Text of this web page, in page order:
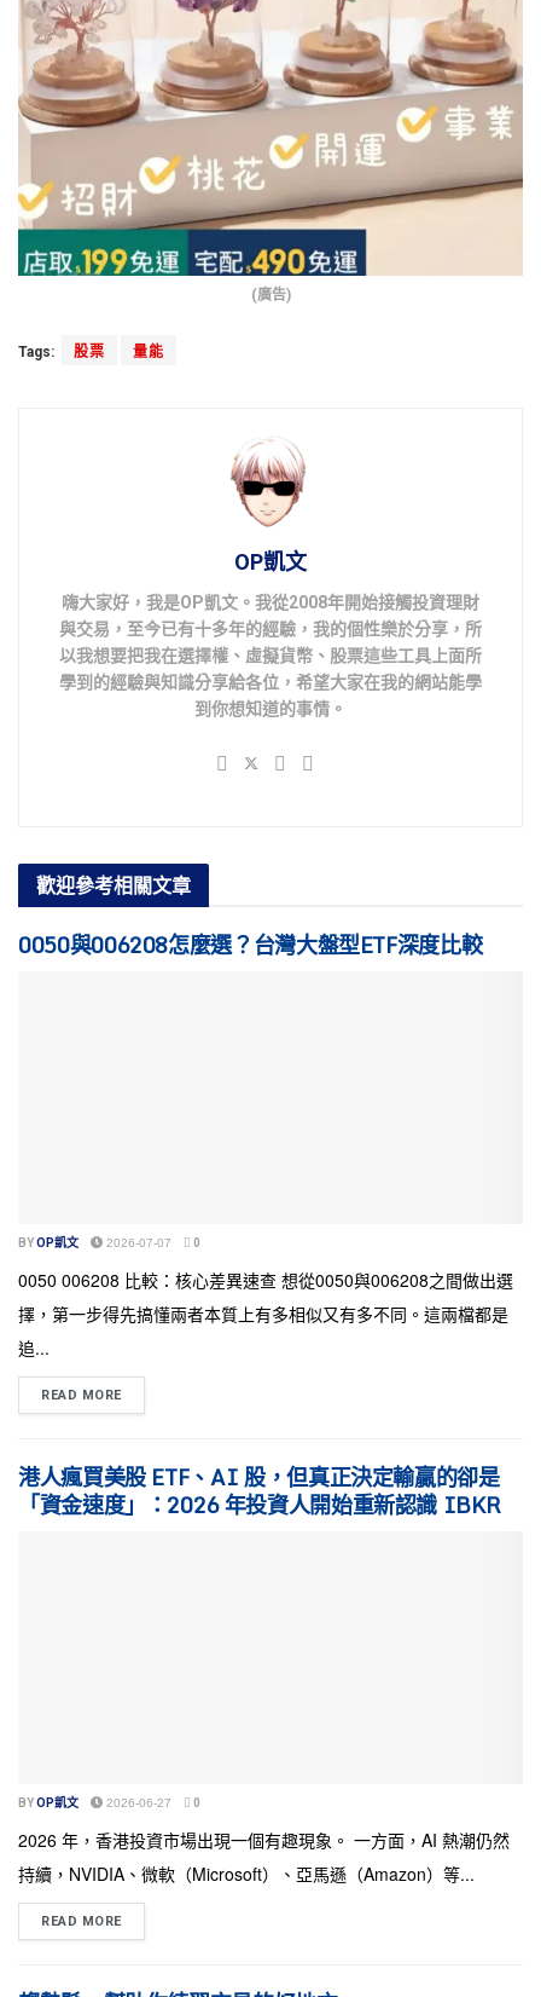
(廣告)
Tags: 股票 量能
OP凱文
嗨大家好，我是OP凱文。我從2008年開始接觸投資理財
與交易，至今已有十多年的經驗，我的個性樂於分享，所
以我想要把我在選擇權、虛擬貨幣、股票這些工具上面所
學到的經驗與知識分享給各位，希望大家在我的網站能學
到你想知道的事情。
歡迎參考相關文章
0050與006208怎麼選？台灣大盤型ETF深度比較
BYOP凱文 2026-07-07 0
0050 006208 比較：核心差異速查 想從0050與006208之間做出選
擇，第一步得先搞懂兩者本質上有多相似又有多不同。這兩檔都是
追...
READ MORE
港人瘋買美股 ETF、AI 股，但真正決定輸贏的卻是
「資金速度」：2026 年投資人開始重新認識 IBKR
BYOP凱文 2026-06-27 0
2026 年，香港投資市場出現一個有趣現象。 一方面，AI 熱潮仍然
持續，NVIDIA、微軟（Microsoft）、亞馬遜（Amazon）等...
READ MORE